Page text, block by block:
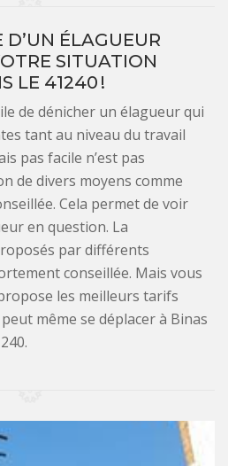
D’UN ÉLAGUEUR
SITUATION
LE 41240 !
de dénicher un élagueur qui
tant au niveau du travail
pas facile n’est pas
de divers moyens comme
Cela permet de voir
en question. La
par différents
conseillée. Mais vous
les meilleurs tarifs
même se déplacer à Binas